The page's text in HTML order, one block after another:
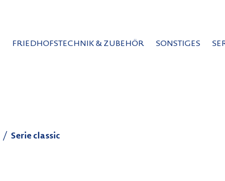
FRIEDHOFSTECHNIK & ZUBEHÖR SONSTIGES
Serie classic